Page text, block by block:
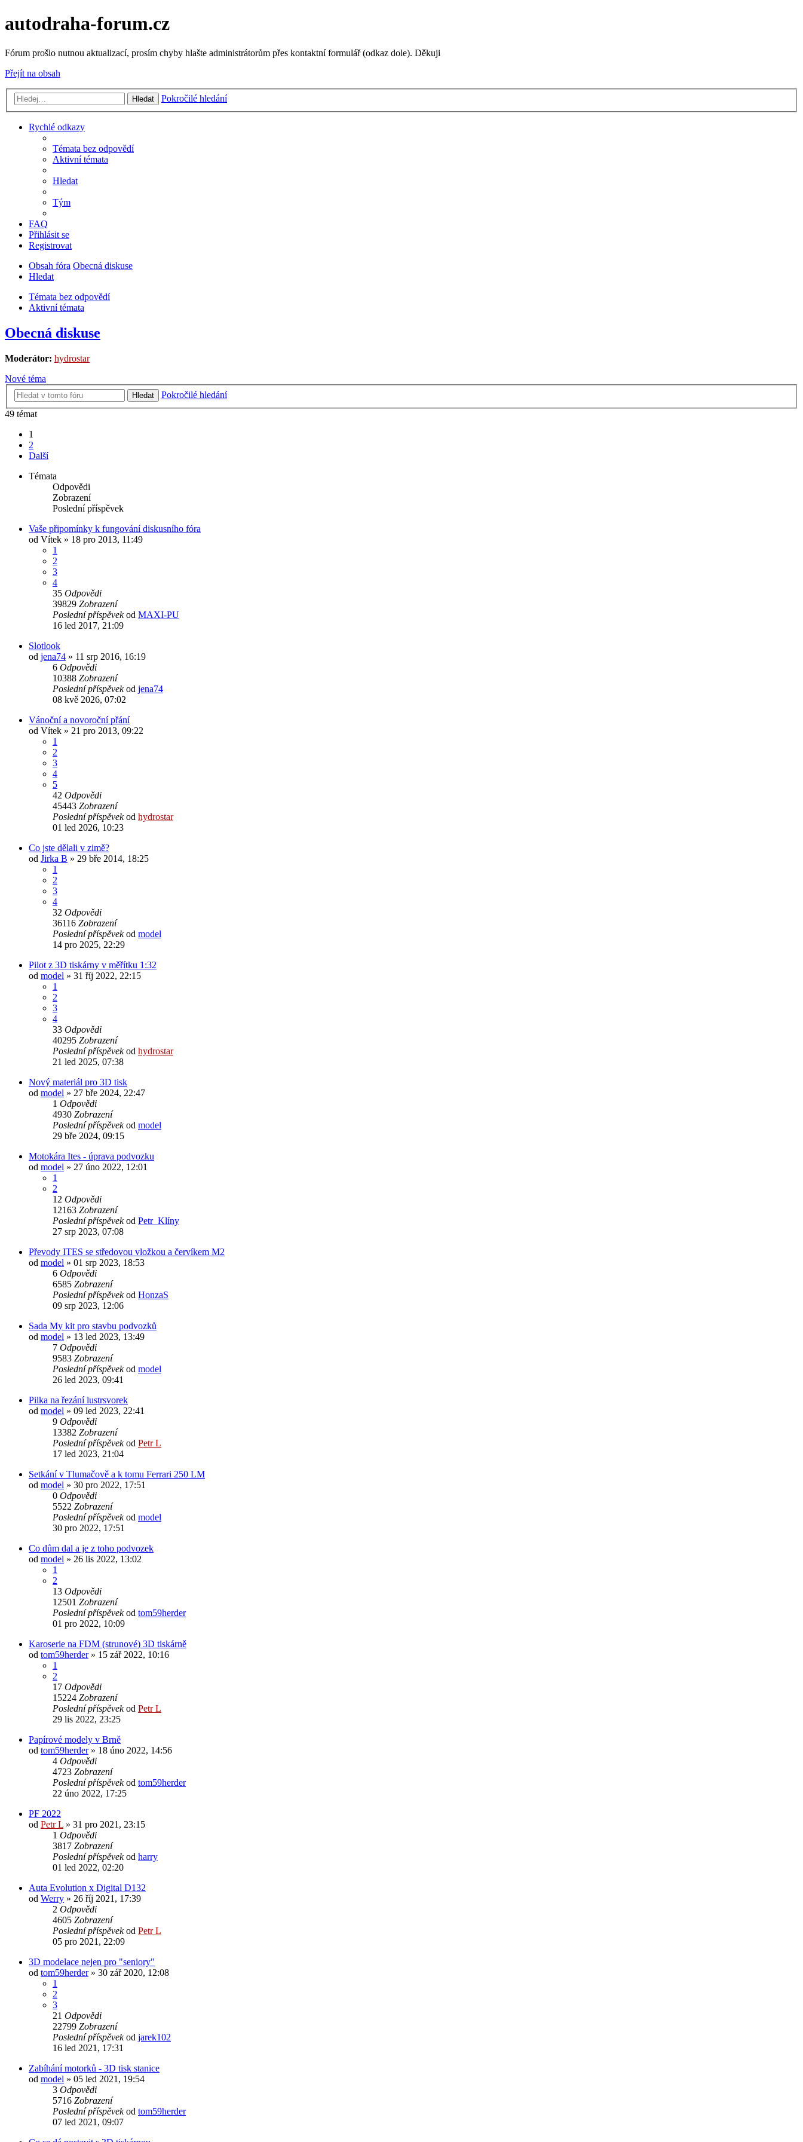
autodraha-forum.cz
Fórum prošlo nutnou aktualizací, prosím chyby hlašte administrátorům přes kontaktní formulář (odkaz dole). Děkuji
Přejít na obsah
Hledat Pokročilé hledání
Rychlé odkazy
Témata bez odpovědí
Aktivní témata
Hledat
Tým
FAQ
Přihlásit se
Registrovat
Obsah fóra Obecná diskuse
Hledat
Témata bez odpovědí
Aktivní témata
Obecná diskuse
Moderátor: hydrostar
Nové téma
Hledat
Pokročilé hledání
49 témat
1
2
Další
Témata
Odpovědi
Zobrazení
Poslední příspěvek
Vaše připomínky k fungování diskusního fóra
od Vítek » 18 pro 2013, 11:49
1
2
3
4
35 Odpovědi
39829 Zobrazení
Poslední příspěvekod MAXI-PU
16 led 2017, 21:09
Slotlook
od jena74 » 11 srp 2016, 16:19
6 Odpovědi
10388 Zobrazení
Poslední příspěvekod jena74
08 kvě 2026, 07:02
Vánoční a novoroční přání
od Vítek » 21 pro 2013, 09:22
1
2
3
4
5
42 Odpovědi
45443 Zobrazení
Poslední příspěvekod hydrostar
01 led 2026, 10:23
Co jste dělali v zimě?
od Jirka B » 29 bře 2014, 18:25
1
2
3
4
32 Odpovědi
36116 Zobrazení
Poslední příspěvekod model
14 pro 2025, 22:29
Pilot z 3D tiskárny v měřítku 1:32
od model » 31 říj 2022, 22:15
1
2
3
4
33 Odpovědi
40295 Zobrazení
Poslední příspěvekod hydrostar
21 led 2025, 07:38
Nový materiál pro 3D tisk
od model » 27 bře 2024, 22:47
1 Odpovědi
4930 Zobrazení
Poslední příspěvekod model
29 bře 2024, 09:15
Motokára Ites - úprava podvozku
od model » 27 úno 2022, 12:01
1
2
12 Odpovědi
12163 Zobrazení
Poslední příspěvekod Petr_Klíny
27 srp 2023, 07:08
Převody ITES se středovou vložkou a červíkem M2
od model » 01 srp 2023, 18:53
6 Odpovědi
6585 Zobrazení
Poslední příspěvekod HonzaS
09 srp 2023, 12:06
Sada My kit pro stavbu podvozků
od model » 13 led 2023, 13:49
7 Odpovědi
9583 Zobrazení
Poslední příspěvekod model
26 led 2023, 09:41
Pilka na řezání lustrsvorek
od model » 09 led 2023, 22:41
9 Odpovědi
13382 Zobrazení
Poslední příspěvekod Petr L
17 led 2023, 21:04
Setkání v Tlumačově a k tomu Ferrari 250 LM
od model » 30 pro 2022, 17:51
0 Odpovědi
5522 Zobrazení
Poslední příspěvekod model
30 pro 2022, 17:51
Co dům dal a je z toho podvozek
od model » 26 lis 2022, 13:02
1
2
13 Odpovědi
12501 Zobrazení
Poslední příspěvekod tom59herder
01 pro 2022, 10:09
Karoserie na FDM (strunové) 3D tiskárně
od tom59herder» 15 zář 2022, 10:16
1
2
17 Odpovědi
15224 Zobrazení
Poslední příspěvekod Petr L
29 lis 2022, 23:25
Papírové modely v Brně
od tom59herder» 18 úno 2022, 14:56
4 Odpovědi
4723 Zobrazení
Poslední příspěvekod tom59herder
22 úno 2022, 17:25
PF 2022
od Petr L » 31 pro 2021, 23:15
1 Odpovědi
3817 Zobrazení
Poslední příspěvekod harry
01 led 2022, 02:20
Auta Evolution x Digital D132
od Werry » 26 říj 2021, 17:39
2 Odpovědi
4605 Zobrazení
Poslední příspěvekod Petr L
05 pro 2021, 22:09
3D modelace nejen pro "seniory"
od tom59herder» 30 zář 2020, 12:08
1
2
3
21 Odpovědi
22799 Zobrazení
Poslední příspěvekod jarek102
16 led 2021, 17:31
Zabíhání motorků - 3D tisk stanice
od model » 05 led 2021, 19:54
3 Odpovědi
5716 Zobrazení
Poslední příspěvekod tom59herder
07 led 2021, 09:07